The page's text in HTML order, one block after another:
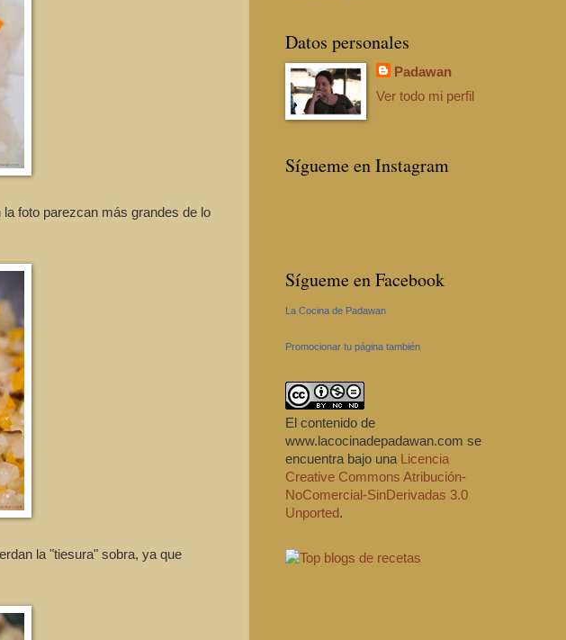
foto parezcan más grandes de lo
la "tiesura" sobra, ya que
Datos personales
Padawan
Ver todo mi perfil
Sígueme en Instagram
Sígueme en Facebook
La Cocina de Padawan
Promocionar tu página también
El contenido de
www.lacocinadepadawan.com se
encuentra bajo una
Licencia
Creative Commons Atribución-
NoComercial-SinDerivadas 3.0
Unported.